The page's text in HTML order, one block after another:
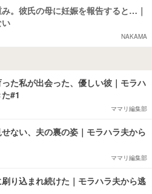
。彼氏の母に妊娠を報告すると…｜
NAKAMA
た私が出会った、優しい彼｜モラハ
#1
ママリ編集部
ない、夫の裏の姿｜モラハラ夫から
ママリ編集部
刷り込まれ続けた｜モラハラ夫から逃